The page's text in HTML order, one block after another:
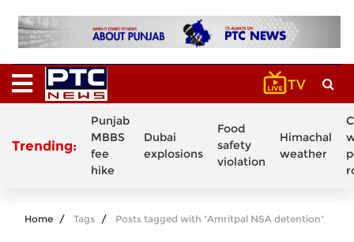
Trending:
Punjab
MBBS
fee
hike
Dubai
explosions
Food
safety
violation
Himachal
weather
Home Tags Posts tagged with "Amritpal NSA detention"